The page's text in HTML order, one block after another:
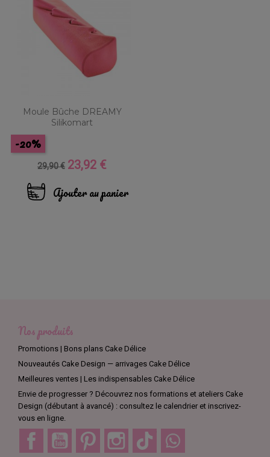
Moule Bûche DREAMY
Silikomart
Prix
base
29,90 €
-20%
Prix
23,92 €
Ajouter au panier
Nos produits
Promotions | Bons plans Cake Délice
Nouveautés Cake Design — arrivages Cake Délice
Meilleures ventes | Les indispensables Cake Délice
Envie de progresser ? Découvrez nos formations et ateliers Cake
Design (débutant à avancé) : consultez le calendrier et inscrivez-
vous en ligne.
Facebook YouTube Pinterest Instagram TikTok